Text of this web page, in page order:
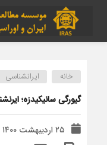
خانه ایرانشناسی
گیورگی سانیکیدزه؛
۲۵ اردیبهشت ۱۴۰۰ - ۱۵:۲۹